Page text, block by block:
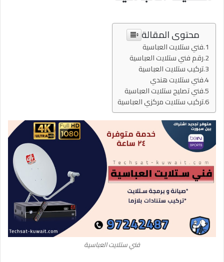
محتوى المقالة
فني ستلايت العباسية
رقم فني ستلايت العباسية
تركيب ستلايت العباسية
فني ستلايت هندي
فني تصليح ستلايت العباسية
تركيب ستلايت مركزي العباسية
فني ستلايت العباسية